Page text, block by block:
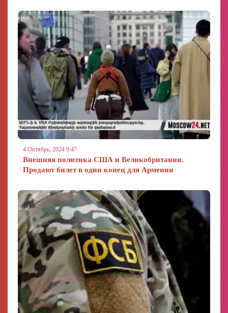
4 Октябрь, 2024 9:47
Внешняя политика США и Великобритании.
Продают билет в один конец для Армении